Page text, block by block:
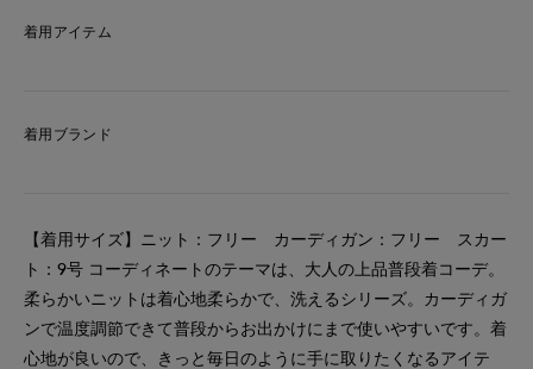
着用アイテム
着用ブランド
【着用サイズ】ニット：フリー カーディガン：フリー スカー
ト：9号 コーディネートのテーマは、大人の上品普段着コーデ。
柔らかいニットは着心地柔らかで、洗えるシリーズ。カーディガ
ンで温度調節できて普段からお出かけにまで使いやすいです。着
心地が良いので、きっと毎日のように手に取りたくなるアイテ